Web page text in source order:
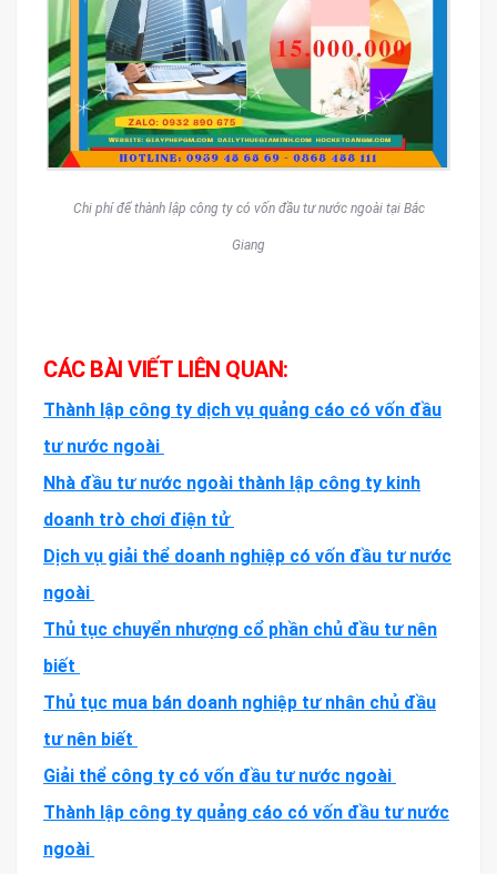
Chi phí để thành lập công ty có vốn đầu tư nước ngoài tại Bắc
Giang
CÁC BÀI VIẾT LIÊN QUAN:
Thành lập công ty dịch vụ quảng cáo có vốn đầu
tư nước ngoài
Nhà đầu tư nước ngoài thành lập công ty kinh
doanh trò chơi điện tử
Dịch vụ giải thể doanh nghiệp có vốn đầu tư nước
ngoài
Thủ tục chuyển nhượng cổ phần chủ đầu tư nên
biết
Thủ tục mua bán doanh nghiệp tư nhân chủ đầu
tư nên biết
Giải thể công ty có vốn đầu tư nước ngoài
Thành lập công ty quảng cáo có vốn đầu tư nước
ngoài